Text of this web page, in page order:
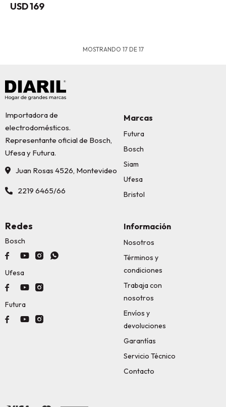
USD169
MOSTRANDO 17DE 17
Importadora de
electrodomésticos.
Representante oficial de Bosch,
Ufesa y Futura.
Juan Rosas 4526, Montevideo
2219 6465/66
Marcas
Futura
Bosch
Siam
Ufesa
Bristol
Información
Nosotros
Términos y
condiciones
Trabaja con
nosotros
Envíos y
devoluciones
Garantías
Servicio Técnico
Contacto
Redes
Bosch
   
Ufesa
  
Futura
  